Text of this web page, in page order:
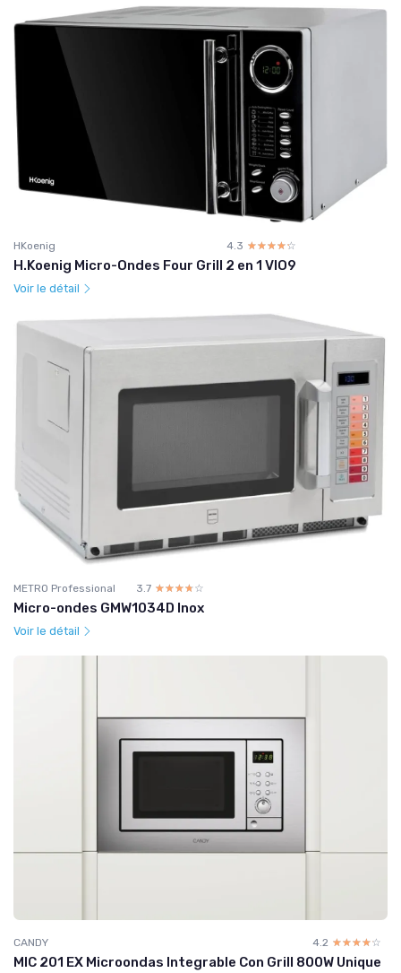
HKoenig 4.3 ☆☆☆☆☆
★★★★★
H.Koenig Micro-Ondes Four Grill 2 en 1 VIO9
Voir le détail
METRO Professional 3.7 ☆☆☆☆☆
★★★★★
Micro-ondes GMW1034D Inox
Voir le détail
CANDY 4.2 ☆☆☆☆☆
★★★★★
MIC 201 EX Microondas Integrable Con Grill 800W Unique